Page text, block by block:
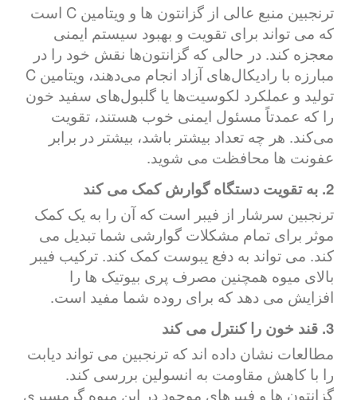
ترنجبین منبع عالی از گزانتون ها و ویتامین C است
که می تواند برای تقویت و بهبود سیستم ایمنی
معجزه کند. در حالی که گزانتون‌ها نقش خود را در
مبارزه با رادیکال‌های آزاد انجام می‌دهند، ویتامین C
تولید و عملکرد لکوسیت‌ها یا گلبول‌های سفید خون
را که عمدتاً مسئول ایمنی خوب هستند، تقویت
می‌کند. هر چه تعداد بیشتر باشد، بیشتر در برابر
عفونت ها محافظت می شوید.
2. به تقویت دستگاه گوارش کمک می کند
ترنجبین سرشار از فیبر است که آن را به یک کمک
موثر برای تمام مشکلات گوارشی شما تبدیل می
کند. می تواند به دفع یبوست کمک کند. ترکیب فیبر
بالای میوه همچنین مصرف پری بیوتیک ها را
افزایش می دهد که برای روده شما مفید است.
3. قند خون را کنترل می کند
مطالعات نشان داده اند که ترنجبین می تواند دیابت
را با کاهش مقاومت به انسولین بررسی کند.
گزانتون ها و فیبرهای موجود در این میوه گرمسیری